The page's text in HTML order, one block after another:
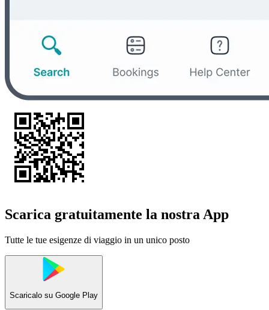
Scarica gratuitamente la nostra App
Tutte le tue esigenze di viaggio in un unico posto
Scaricalo su Google Play